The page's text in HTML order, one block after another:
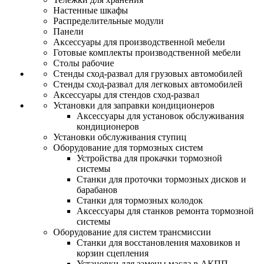
Настенные шкафы
Распределительные модули
Панели
Аксессуары для производственной мебели
Готовые комплекты производственной мебели
Столы рабочие
Стенды сход-развал для грузовых автомобилей
Стенды сход-развал для легковых автомобилей
Аксессуары для стендов сход-развал
Установки для заправки кондиционеров
Аксессуары для установок обслуживания
кондиционеров
Установки обслуживания ступиц
Оборудование для тормозных систем
Устройства для прокачки тормозной
системы
Станки для проточки тормозных дисков и
барабанов
Станки для тормозных колодок
Аксессуары для станков ремонта тормозной
системы
Оборудование для систем трансмиссии
Станки для восстановления маховиков и
корзин сцепления